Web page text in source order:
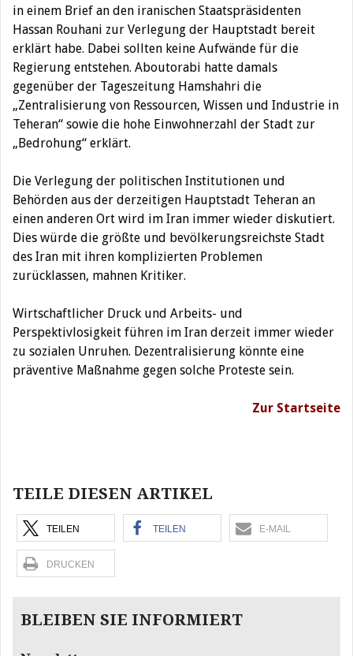
in einem Brief an den iranischen Staatspräsidenten
Hassan Rouhani zur Verlegung der Hauptstadt bereit
erklärt habe. Dabei sollten keine Aufwände für die
Regierung entstehen. Aboutorabi hatte damals
gegenüber der Tageszeitung Hamshahri die
„Zentralisierung von Ressourcen, Wissen und Industrie in
Teheran“ sowie die hohe Einwohnerzahl der Stadt zur
„Bedrohung“ erklärt.
Die Verlegung der politischen Institutionen und
Behörden aus der derzeitigen Hauptstadt Teheran an
einen anderen Ort wird im Iran immer wieder diskutiert.
Dies würde die größte und bevölkerungsreichste Stadt
des Iran mit ihren komplizierten Problemen
zurücklassen, mahnen Kritiker.
Wirtschaftlicher Druck und Arbeits- und
Perspektivlosigkeit führen im Iran derzeit immer wieder
zu sozialen Unruhen. Dezentralisierung könnte eine
präventive Maßnahme gegen solche Proteste sein.
Zur Startseite
TEILE DIESEN ARTIKEL
TEILEN TEILEN E-MAIL
DRUCKEN
BLEIBEN SIE INFORMIERT